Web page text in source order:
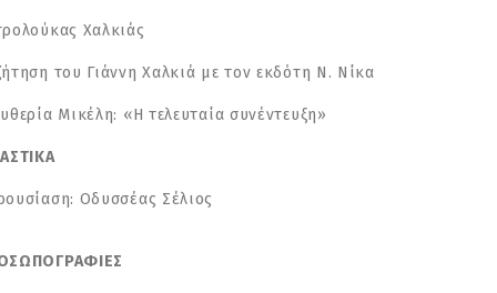
Χαλκιάς
του Γιάννη Χαλκιά με τον εκδότη Ν. Νίκα
Μικέλη: «Η τελευταία συνέντευξη»
Οδυσσέας Σέλιος